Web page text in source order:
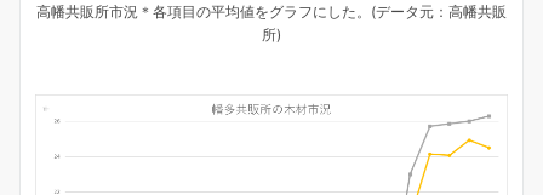
高幡共販所市況＊各項目の平均値をグラフにした。(データ元：高幡共販
所)